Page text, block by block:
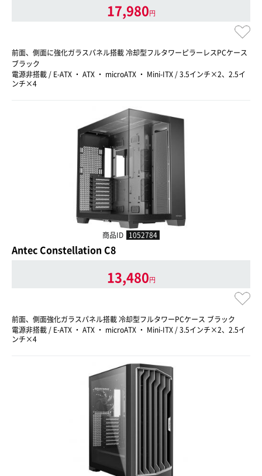
17,980円
前面、側面に強化ガラスパネル搭載 冷却型フルタワーピラーレスPCケース
ブラック
電源非搭載 / E-ATX ・ ATX ・ microATX ・ Mini-ITX / 3.5インチ×2、2.5イ
ンチ×4
商品ID 1052784
Antec Constellation C8
13,480円
前面、側面強化ガラスパネル搭載 冷却型フルタワーPCケース ブラック
電源非搭載 / E-ATX ・ ATX ・ microATX ・ Mini-ITX / 3.5インチ×2、2.5イ
ンチ×4